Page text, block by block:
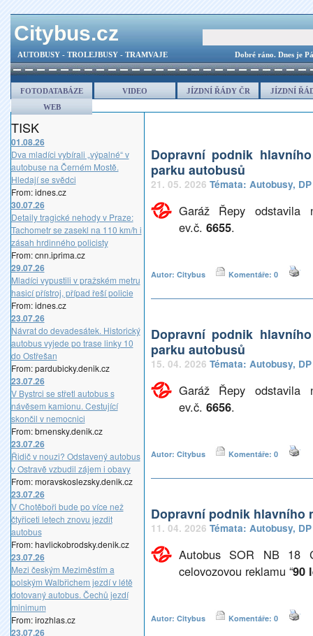
Citybus.cz
AUTOBUSY - TROLEJBUSY - TRAMVAJE Dobré ráno. Dnes je
FOTODATABÁZE VIDEO JÍZDNÍ ŘÁDY ČR
JÍZDNÍ
WEB
TISK
01.08.26
Dva mladíci vybírali „výpalné“ v
autobuse na Černém Mostě.
Hledají se svědci
From: idnes.cz
30.07.26
Detaily tragické nehody v Praze:
Tachometr se zasekl na 110 km/h i
zásah hrdinného policisty
From: cnn.iprima.cz
29.07.26
Mladíci vypustili v pražském metru
hasicí přístroj, případ řeší policie
From: idnes.cz
23.07.26
Návrat do devadesátek. Historický
autobus vyjede po trase linky 10
do Ostřešan
From: pardubicky.denik.cz
23.07.26
V Bystrci se střetl autobus s
návěsem kamionu. Cestující
skončil v nemocnici
From: brnensky.denik.cz
23.07.26
Řidič v nouzi? Odstavený autobus
v Ostravě vzbudil zájem i obavy
From: moravskoslezsky.denik.cz
23.07.26
V Chotěboři bude po více než
čtyřiceti letech znovu jezdit
autobus
From: havlickobrodsky.denik.cz
23.07.26
Mezi českým Meziměstím a
polským Walbřichem jezdí v létě
dotovaný autobus. Čechů jezdí
minimum
From: irozhlas.cz
23.07.26
Dopravní podnik
parku autobusů
21. 05. 2026 Témata: Autobusy,
Garáž Řepy
ev.č. 6655.
Autor: Citybus Komentáře: 0
Dopravní podnik
parku autobusů
15. 04. 2026 Témata: Autobusy,
Garáž Řepy
ev.č. 6656.
Autor: Citybus Komentáře: 0
Dopravní podnik hlavního
11. 04. 2026 Témata: Autobusy,
Autobus SOR NB
celovozovou reklamu “90
Autor: Citybus Komentáře: 0